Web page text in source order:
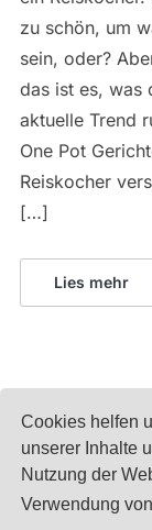
Cookies helfen
unserer Inhalte
Nutzung der
Verwendung
zu schön, um
sein, oder?
das ist es, was
aktuelle Trend
One Pot
Reiskocher
[…]
Lies mehr